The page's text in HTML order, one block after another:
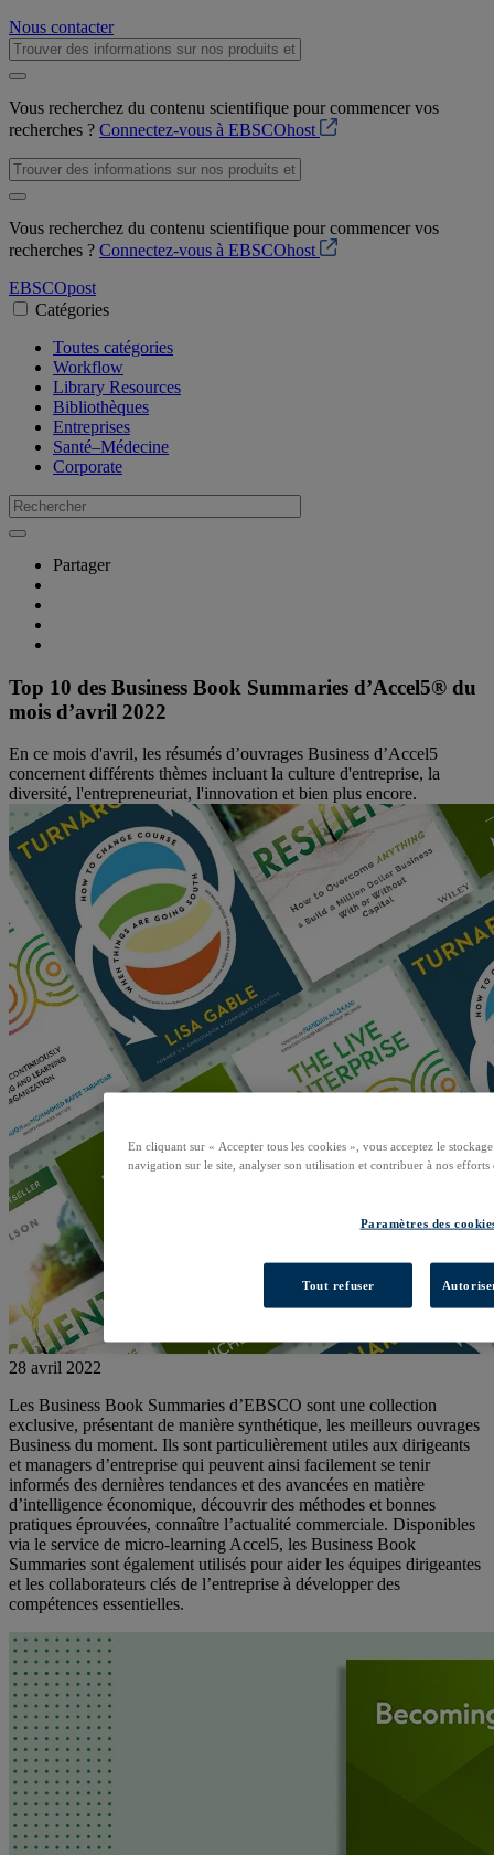
Nous contacter
Vous recherchez du contenu scientifique pour commencer vos
recherches ? Connectez-vous à EBSCOhost
Vous recherchez du contenu scientifique pour commencer vos
recherches ? Connectez-vous à EBSCOhost
EBSCOpost
Catégories
Toutes catégories
Workflow
Library Resources
Bibliothèques
Entreprises
Santé–Médecine
Corporate
Partager
Top 10 des Business Book Summaries d’Accel5® du
mois d’avril 2022
En ce mois d'avril, les résumés d’ouvrages Business d’Accel5
concernent différents thèmes incluant la culture d'entreprise, la
diversité, l'entrepreneuriat, l'innovation et bien plus encore.
28 avril 2022
Les Business Book Summaries d’EBSCO sont une collection
exclusive, présentant de manière synthétique, les meilleurs ouvrages
Business du moment. Ils sont particulièrement utiles aux dirigeants
et managers d’entreprise qui peuvent ainsi facilement se tenir
informés des dernières tendances et des avancées en matière
d’intelligence économique, découvrir des méthodes et bonnes
pratiques éprouvées, connaître l’actualité commerciale. Disponibles
via le service de micro-learning Accel5, les Business Book
Summaries sont également utilisés pour aider les équipes dirigeantes
et les collaborateurs clés de l’entreprise à développer des
compétences essentielles.
En cliquant sur « Accepter tous les cookies », vous acceptez le
navigation sur le site, analyser son utilisation et contribuer à nos
Paramètres des
Tout refuser